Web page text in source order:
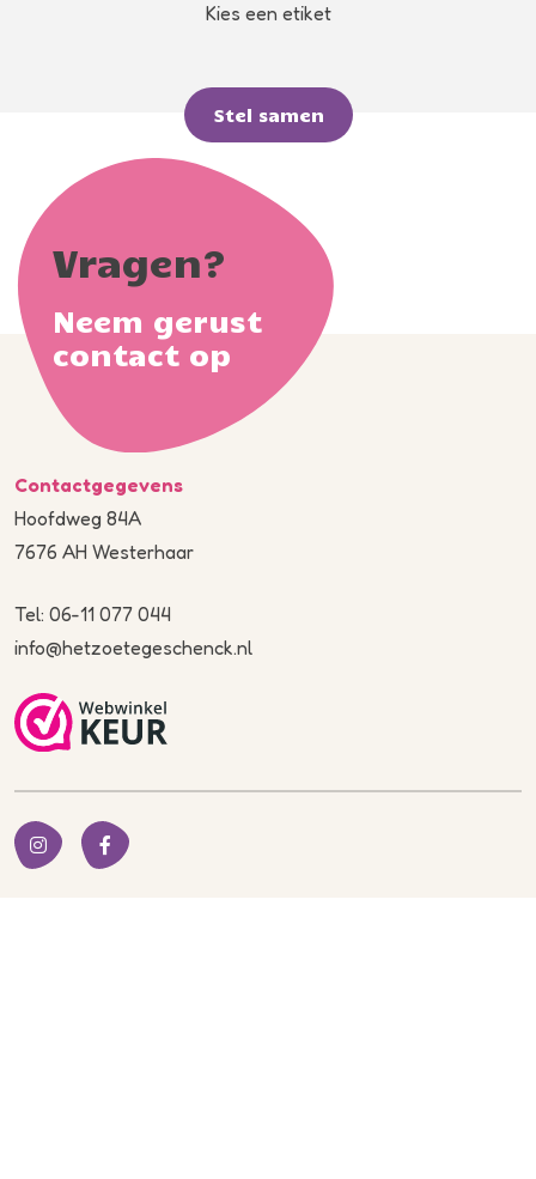
Kies een etiket
Stel samen
Vragen?
Neem gerust
contact op
Contactgegevens
Hoofdweg 84A
7676 AH Westerhaar
Tel: 06-11 077 044
info@hetzoetegeschenck.nl